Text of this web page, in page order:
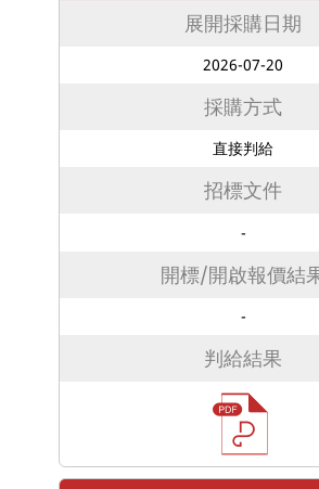
展開採購日期
2026-07-20
採購方式
直接判給
招標文件
-
開標/開啟報價結
-
判給結果